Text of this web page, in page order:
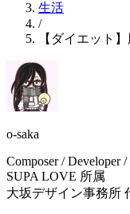
生活
/
【ダイエット
o-saka
Composer / Developer /
SUPA LOVE 所属
大坂デザイン事務所